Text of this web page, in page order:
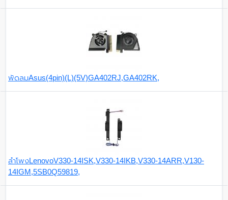
พัดลมAsus(4pin)(L)(5V)GA402RJ,GA402RK,
ลำโพงLenovoV330-14ISK,V330-14IKB,V330-14ARR,V130-
14IGM,5SB0Q59819,